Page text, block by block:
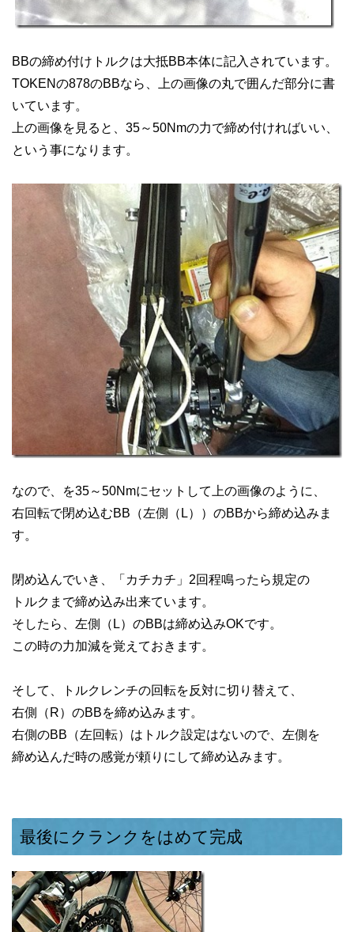
BBの締め付けトルクは大抵BB本体に記入されています。
TOKENの878のBBなら、上の画像の丸で囲んだ部分に書
いています。
上の画像を見ると、35～50Nmの力で締め付ければいい、
という事になります。
なので、を35～50Nmにセットして上の画像のように、
右回転で閉め込むBB（左側（L））のBBから締め込みま
す。
閉め込んでいき、「カチカチ」2回程鳴ったら規定の
トルクまで締め込み出来ています。
そしたら、左側（L）のBBは締め込みOKです。
この時の力加減を覚えておきます。
そして、トルクレンチの回転を反対に切り替えて、
右側（R）のBBを締め込みます。
右側のBB（左回転）はトルク設定はないので、左側を
締め込んだ時の感覚が頼りにして締め込みます。
最後にクランクをはめて完成